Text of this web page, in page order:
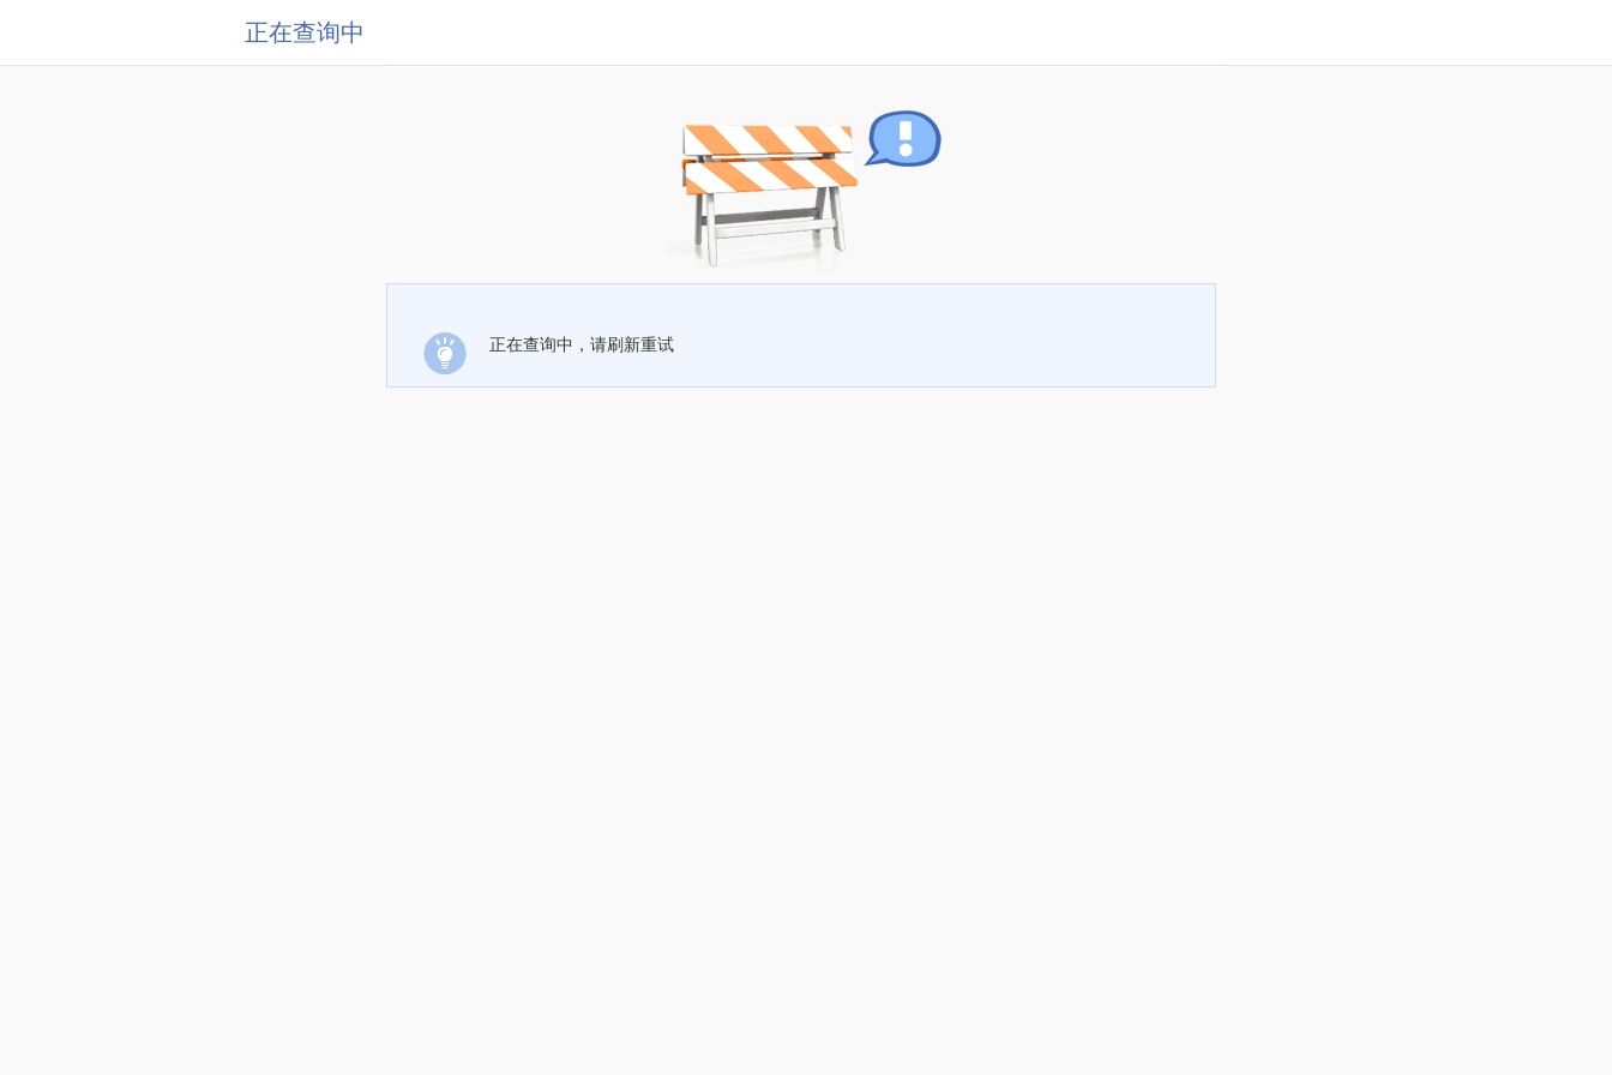
正在查询中
正在查询中，请刷新重试